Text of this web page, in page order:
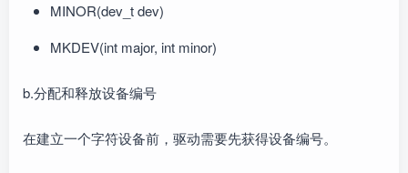
MINOR(dev_t dev)
MKDEV(int major, int minor)
b.分配和释放设备编号
在建立一个字符设备前，驱动需要先获得设备编号。